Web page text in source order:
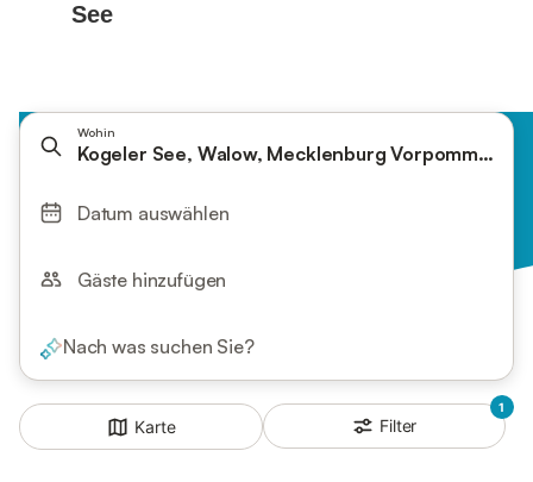
Wohin
Kogeler See, Walow, Mecklenburg Vorpommern,
Datum auswählen
Gäste hinzufügen
Nach was suchen Sie?
Karte
1
Filter